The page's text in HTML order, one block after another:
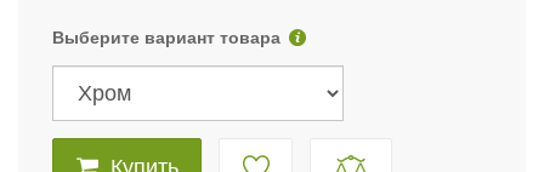
Выберите вариант товара